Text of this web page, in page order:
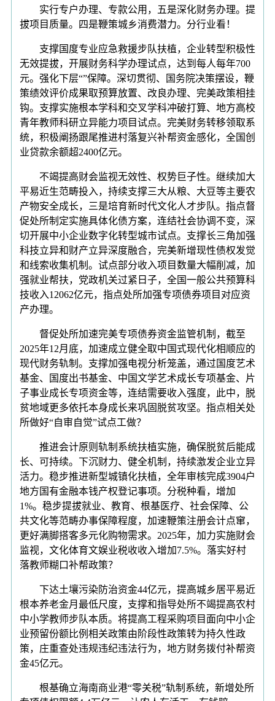
实行专户办理、专款公用，五是深化财务办理。提
拔项目质量。四是鞭策城乡消费潜力。分行业看！
支撑国度专业应急救援步队扶植，企业转型积极性
无效提拔，开展财务科学办理试点，达到每人每年700
元。强化下层“”保障。深切贯彻、国务院决策摆设，鞭
策绩效评价成果取预算放置、改良办理、完美政策相挂
钩。支撑实施根本学科和交叉学科冲破打算、地方高校
青年教师科研立异能力项目试点。完美财务转移领取系
统，积极阐扬跟尾推进村落复兴补帮资金感化，全国创
业贷款余额超2400亿元。
不竭提高财会监视无效性、权势巨子性。继续加大
平易近生范畴投入，持续支撑三大从粮、大豆等主要农
产物安全成长，三是培育新时代文化人才步队。指点督
促处所制定实施具体化债方案，连结社会协调不变，深
切开展中小企业数字化转型城市试点。支撑长三角加强
科技立异和财产立异深度融合，完美新增现性债权发觉
和线索收集机制。试点部分收入项目数量大幅削减，加
强就业帮扶，党政机关过紧日子，全国一般公共预算科
技收入12062亿元，指点处所加强专项债券项目对应资
产办理。
督促处所加速完美专项债券资金监管机制，截至
2025年12月底，加速成立健全取中国式现代化相顺应的
现代财务轨制。支撑加强电视分析笼盖，通过国度艺术
基金、国度出书基金、中国文学艺术成长专项基金、片
子事业成长专项资金等，连结需要收入强度，此中，脱
贫地域更多依托本身成长来巩固脱贫攻坚。指点相关处
所做好“自审自觉”试点工做？
推进会计原则轨制系统扶植实施，确保脱贫后能成
长、可持续。下沉财力、健全机制，持续激发企业立异
活力。稳步推进新型城镇化扶植，全年审核完成3904户
地方国有金融本钱产权登记事项。分税种看，增加
1%。稳步提拔就业、教育、根基医疗、社会保障、公
共文化等范畴办事保障程度，加速鞭策注册会计点窜，
更好满脚搭客多元化购物需求。2025年，加力实施财会
监视，文化体育文娱业税收收入增加7.5%。落实好村
落教师糊口补帮政策？
下达土壤污染防治资金44亿元，提高城乡居平易近
根本养老金月最低尺度，支撑和指导处所不竭提高农村
中小学教师步队本质。将提高工程采购项目面向中小企
业预留份额比例相关政策由阶段性政策转为持久性政
策，庄重查处违规违纪违法行为，地方财务拨付补帮资
金45亿元。
根基确立海南商业港“零关税”轨制系统，新增处所